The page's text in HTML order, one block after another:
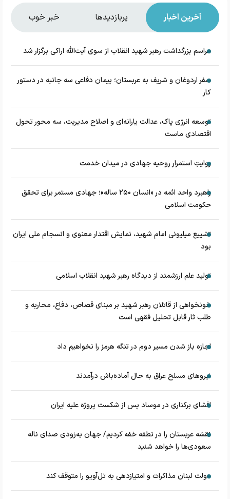
آخرین اخبار پربازدیدها خبر خوب
مراسم بزرگداشت رهبر شهید انقلاب از سوی آیت‌الله اراکی برگزار شد
سفر اردوغان و شریف به عربستان؛ پیمان دفاعی سه جانبه در دستور
کار
توسعه انرژی پاک، عدالت یارانه‌ای و اصلاح مدیریت، سه محور تحول
اقتصادی ماست
روایتِ استمرار روحیه جهادی در میدان خدمت
راهبرد واحد ائمه در «انسان ۲۵۰ ساله»؛ جهادی مستمر برای تحقق
حکومت اسلامی
تشییع میلیونی امام شهید، نمایش اقتدار معنوی و انسجام ملی ایران
بود
تولید علم ارزشمند از دیدگاه رهبر شهید انقلاب اسلامی
خونخواهی از قاتلان رهبر شهید بر مبنای قصاص، دفاع، محاربه و
طلب ثار قابل تحلیل فقهی است
اجازه باز شدن مسیر دوم در تنگه هرمز را نخواهیم داد
نیروهای مسلح عراق به حال آماده‌باش درآمدند
افشای برکناری در موساد پس از شکست پروژه علیه ایران
نقشه عربستان را در نطفه خفه کردیم/ جهان به‌زودی صدای ناله
سعودی‌ها را خواهد شنید
دولت لبنان مذاکرات و امتیازدهی به تل‌آویو را متوقف کند